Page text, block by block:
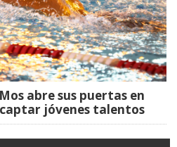
abre sus puertas en
jóvenes talentos